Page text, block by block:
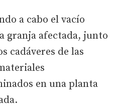
a cabo el vacío
granja afectada, junto
cadáveres de las
en una planta